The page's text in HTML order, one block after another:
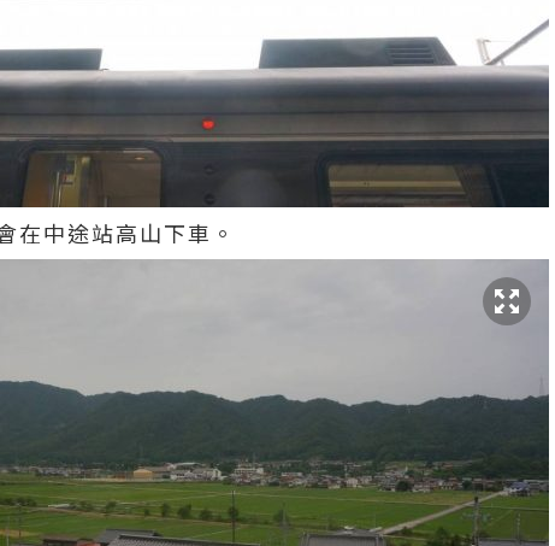
在中途站高山下車。